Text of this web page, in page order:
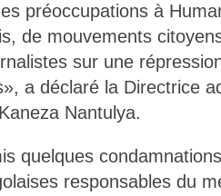
préoccupations à
de mouvements
sur une
a déclaré la Directrice
Nantulya.
quelques
responsables du